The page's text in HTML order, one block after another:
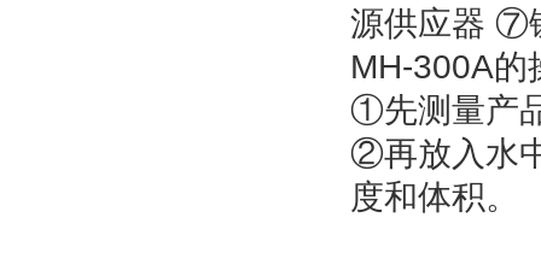
源供应器 ⑦
MH-300A的
①先测量产
②再放入水
度和体积。